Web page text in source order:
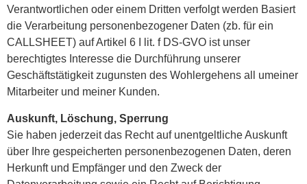
Verantwortlichen oder einem Dritten verfolgt werden Basiert
die Verarbeitung personenbezogener Daten (zb. für ein
CALLSHEET) auf Artikel 6 I lit. f DS-GVO ist unser
berechtigtes Interesse die Durchführung unserer
Geschäftstätigkeit zugunsten des Wohlergehens all umeiner
Mitarbeiter und meiner Kunden.
Auskunft, Löschung, Sperrung
Sie haben jederzeit das Recht auf unentgeltliche Auskunft
über Ihre gespeicherten personenbezogenen Daten, deren
Herkunft und Empfänger und den Zweck der